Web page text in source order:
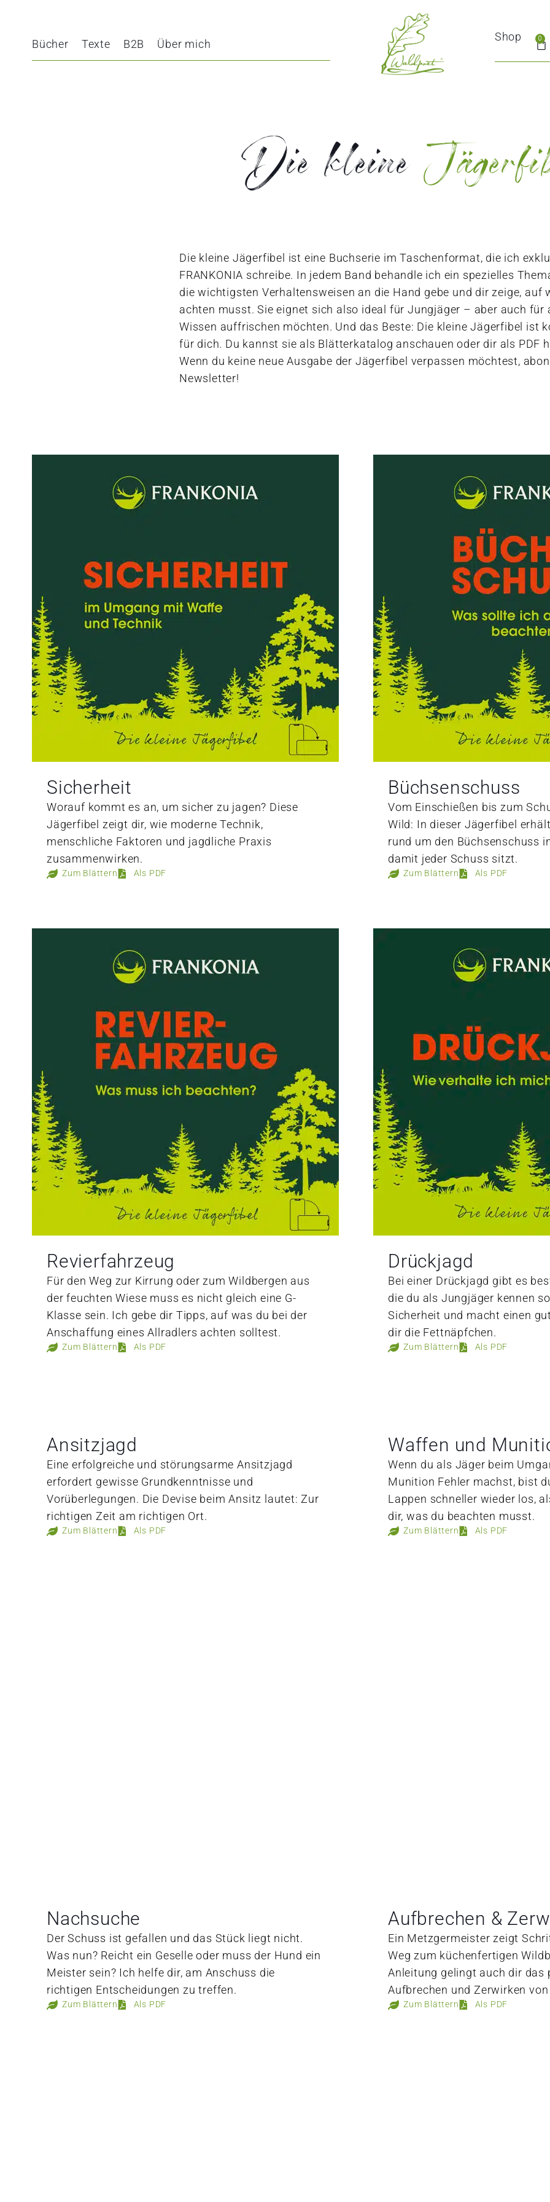
Bücher Texte B2B Über mich
Shop 0
Die kleine
Die kleine Jägerfibel ist eine Buchserie im Taschenformat, die ich
FRANKONIA schreibe. In jedem Band behandle ich ein spezielles
die wichtigsten Verhaltensweisen an die Hand gebe und dir zeige, auf
achten musst. Sie eignet sich also ideal für Jungjäger – aber auch für
Wissen auffrischen möchten. Und das Beste: Die kleine Jägerfibel ist
für dich. Du kannst sie als Blätterkatalog anschauen oder dir als PDF
Wenn du keine neue Ausgabe der Jägerfibel verpassen möchtest,
Newsletter!
Sicherheit
Worauf kommt es an, um sicher zu jagen? Diese
Jägerfibel zeigt dir, wie moderne Technik,
menschliche Faktoren und jagdliche Praxis
zusammenwirken.
Zum Blättern Als PDF
Büchsenschuss
Vom Einschießen bis zum
Wild: In dieser Jägerfibel
rund um den Büchsenschuss
damit jeder Schuss sitzt.
Zum Blättern Als PDF
Revierfahrzeug
Für den Weg zur Kirrung oder zum Wildbergen aus
der feuchten Wiese muss es nicht gleich eine G-
Klasse sein. Ich gebe dir Tipps, auf was du bei der
Anschaffung eines Allradlers achten solltest.
Zum Blättern Als PDF
Drückjagd
Bei einer Drückjagd gibt es
die du als Jungjäger kennen
Sicherheit und macht einen
dir die Fettnäpfchen.
Zum Blättern Als PDF
Ansitzjagd
Eine erfolgreiche und störungsarme Ansitzjagd
erfordert gewisse Grundkenntnisse und
Vorüberlegungen. Die Devise beim Ansitz lautet: Zur
richtigen Zeit am richtigen Ort.
Zum Blättern Als PDF
Waffen und
Wenn du als Jäger beim
Munition Fehler machst, bist
Lappen schneller wieder los,
dir, was du beachten musst.
Zum Blättern Als PDF
Nachsuche
Der Schuss ist gefallen und das Stück liegt nicht.
Was nun? Reicht ein Geselle oder muss der Hund ein
Meister sein? Ich helfe dir, am Anschuss die
richtigen Entscheidungen zu treffen.
Zum Blättern Als PDF
Aufbrechen &
Ein Metzgermeister zeigt
Weg zum küchenfertigen
Anleitung gelingt auch dir das
Aufbrechen und Zerwirken von
Zum Blättern Als PDF